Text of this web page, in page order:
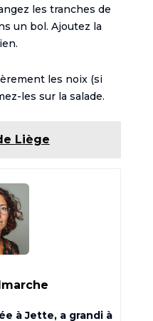
les tranches de
un bol. Ajoutez la
les noix (si
les sur la salade.
Liège
à Jette, a grandi à